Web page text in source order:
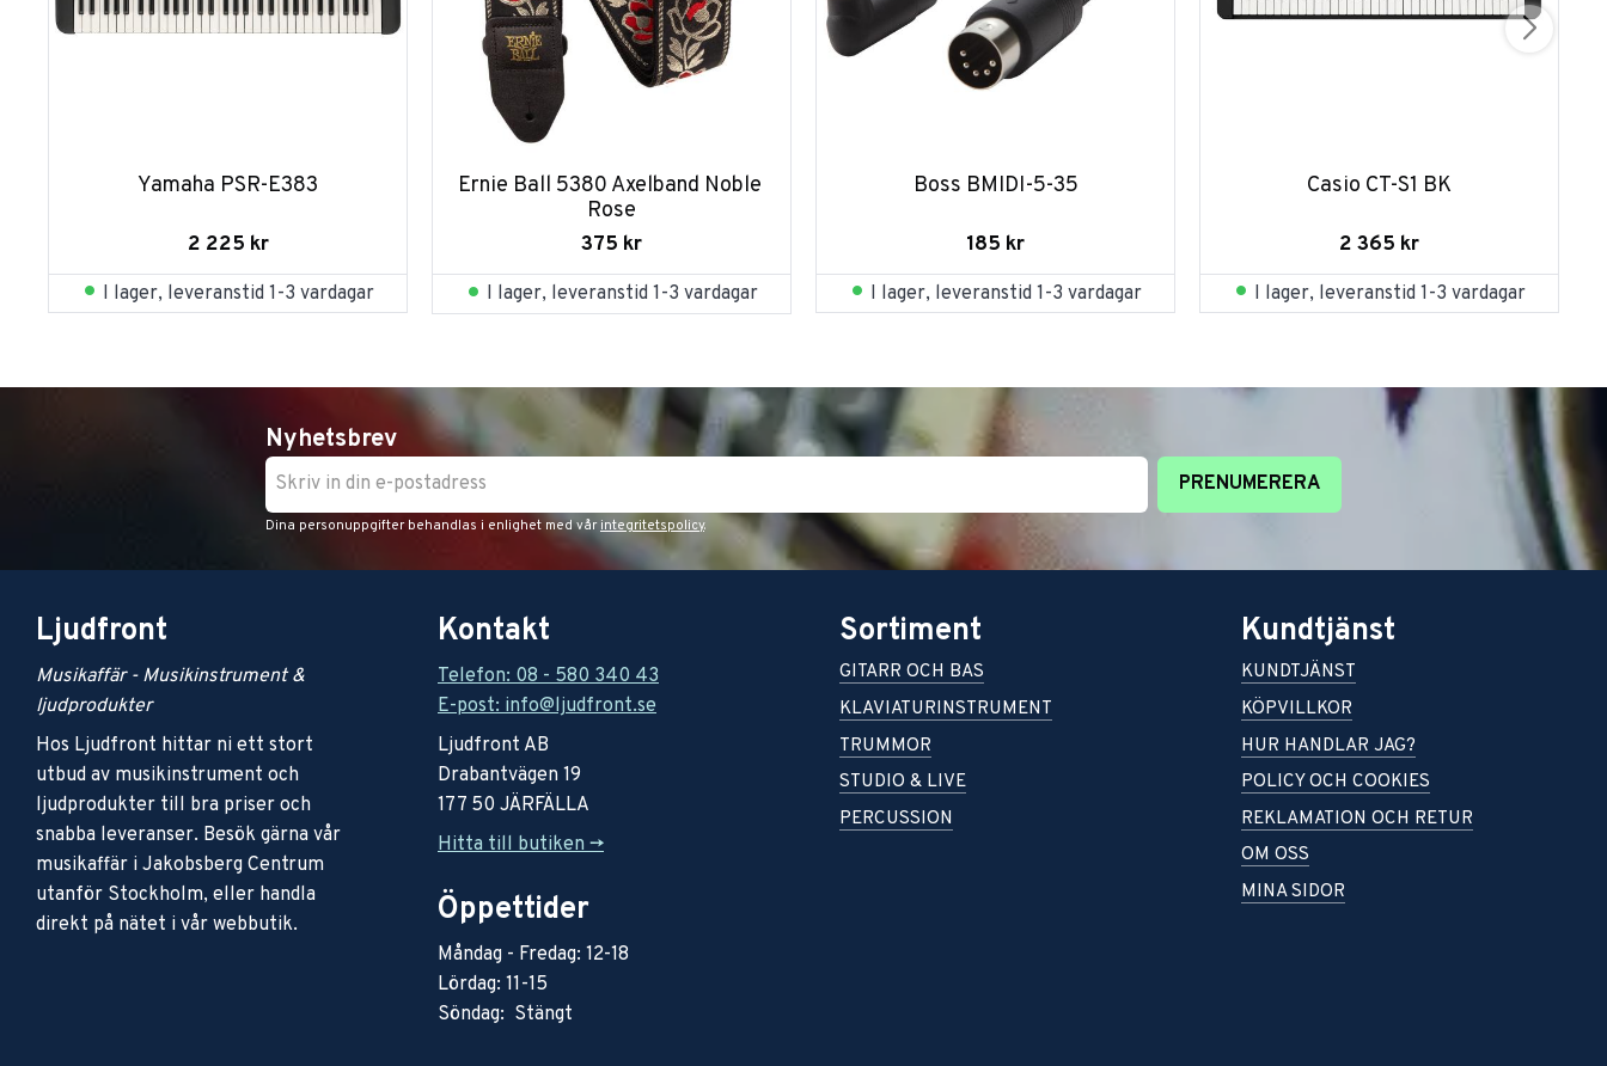
Yamaha PSR-E383
2 225 kr
I lager, leveranstid 1-3 vardagar
Ernie Ball 5380 Axelband Noble
Rose
375 kr
I lager, leveranstid 1-3 vardagar
Boss BMIDI-5-35
185 kr
I lager, leveranstid 1-3 vardagar
Casio CT-S1 BK
2 365 kr
I lager, leveranstid 1-3 vardagar
Nyhetsbrev
PRENUMERERA
Dina personuppgifter behandlas i enlighet med vår integritetspolicy.
Ljudfront
Musikaffär - Musikinstrument &
ljudprodukter
Hos Ljudfront hittar ni ett stort
utbud av musikinstrument och
ljudprodukter till bra priser och
snabba leveranser. Besök gärna vår
musikaffär i Jakobsberg Centrum
utanför Stockholm, eller handla
direkt på nätet i vår webbutik.
Kontakt
Telefon: 08 - 580 340 43
E-post: info@ljudfront.se
Ljudfront AB
Drabantvägen 19
177 50 JÄRFÄLLA
Hitta till butiken ->
Öppettider
Måndag - Fredag: 12-18
Lördag: 11-15
Söndag: Stängt
Sortiment
GITARR OCH BAS
KLAVIATURINSTRUMENT
TRUMMOR
STUDIO & LIVE
PERCUSSION
Kundtjänst
KUNDTJÄNST
KÖPVILLKOR
HUR HANDLAR JAG?
POLICY OCH COOKIES
REKLAMATION OCH RETUR
OM OSS
MINA SIDOR